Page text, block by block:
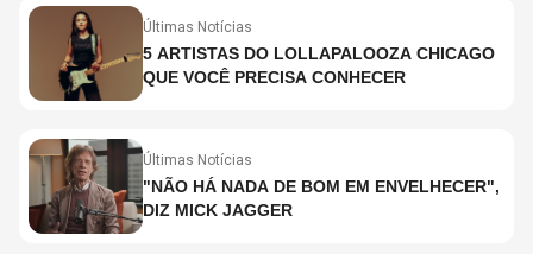
Últimas Notícias
5 ARTISTAS DO LOLLAPALOOZA CHICAGO
QUE VOCÊ PRECISA CONHECER
Últimas Notícias
"NÃO HÁ NADA DE BOM EM ENVELHECER",
DIZ MICK JAGGER